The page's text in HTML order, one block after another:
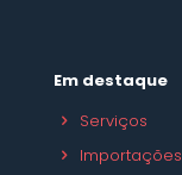
Em destaque
Serviços
Importações